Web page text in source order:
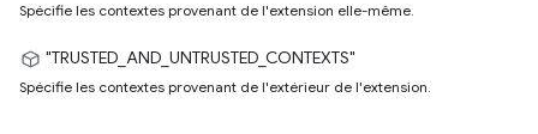
Spécifie les contextes provenant de l'extension elle-même.
"TRUSTED_AND_UNTRUSTED_CONTEXTS"
Spécifie les contextes provenant de l'extérieur de l'extension.